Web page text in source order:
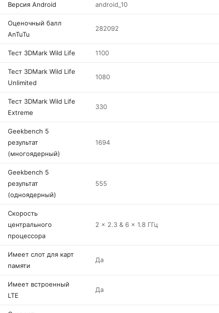
Версия Android android_10
Оценочный балл
AnTuTu
282092
Тест 3DMark Wild Life 1100
Тест 3DMark Wild Life
Unlimited
1080
Тест 3DMark Wild Life
Extreme
330
Geekbench 5
результат
(многоядерный)
1694
Geekbench 5
результат
(одноядерный)
555
Скорость
центрального
процессора
2 x 2.3 & 6 x 1.8 ГГц
Имеет слот для карт
памяти
Да
Имеет встроенный
LTE
Да